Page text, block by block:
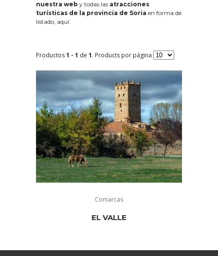
nuestra web y todas las atracciones
turísticas de la provincia de Soria en forma de
listado, aquí:
Productos1 - 1 de 1. Products por página
Comarcas
EL VALLE